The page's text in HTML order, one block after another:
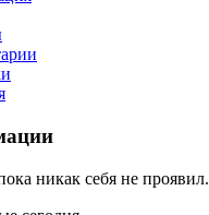
никак себя не проявил.